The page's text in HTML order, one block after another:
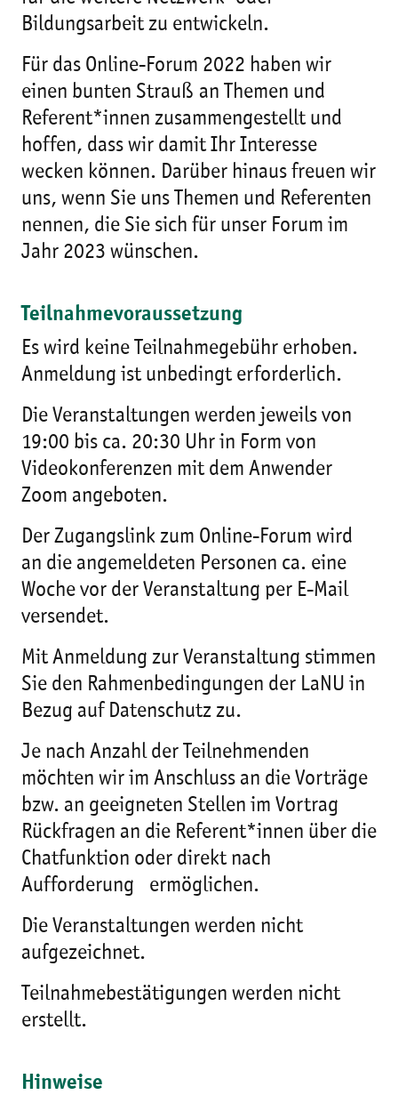
Bildungsarbeit zu entwickeln.
Für das Online-Forum 2022 haben wir
einen bunten Strauß an Themen und
Referent*innen zusammengestellt und
hoffen, dass wir damit Ihr Interesse
wecken können. Darüber hinaus freuen wir
uns, wenn Sie uns Themen und Referenten
nennen, die Sie sich für unser Forum im
Jahr 2023 wünschen.
Teilnahmevoraussetzung
Es wird keine Teilnahmegebühr erhoben.
Anmeldung ist unbedingt erforderlich.
Die Veranstaltungen werden jeweils von
19:00 bis ca. 20:30 Uhr in Form von
Videokonferenzen mit dem Anwender
Zoom angeboten.
Der Zugangslink zum Online-Forum wird
an die angemeldeten Personen ca. eine
Woche vor der Veranstaltung per E-Mail
versendet.
Mit Anmeldung zur Veranstaltung stimmen
Sie den Rahmenbedingungen der LaNU in
Bezug auf Datenschutz zu.
Je nach Anzahl der Teilnehmenden
möchten wir im Anschluss an die Vorträge
bzw. an geeigneten Stellen im Vortrag
Rückfragen an die Referent*innen über die
Chatfunktion oder direkt nach
Aufforderung ermöglichen.
Die Veranstaltungen werden nicht
aufgezeichnet.
Teilnahmebestätigungen werden nicht
erstellt.
Hinweise